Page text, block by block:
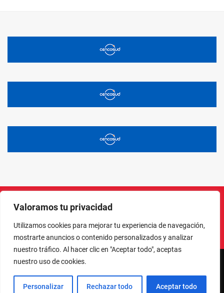
Valoramos tu privacidad
Utilizamos cookies para mejorar tu experiencia de navegación,
mostrarte anuncios o contenido personalizados y analizar
nuestro tráfico. Al hacer clic en "Aceptar todo", aceptas
nuestro uso de cookies.
Personalizar Rechazar todo Aceptar todo
InstagramFacebook
X
NORTE EN LÍNEA - TODOS LOS DERECHOS RESERVADOS